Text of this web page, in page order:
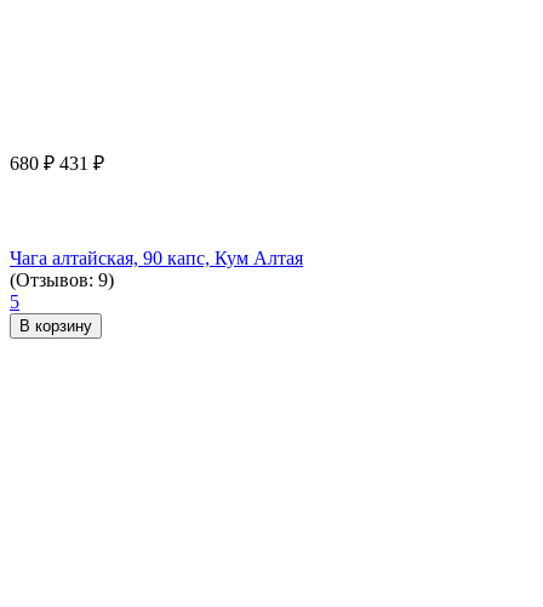
680 ₽ 431 ₽
Чага алтайская, 90 капс, Кум Алтая
(Отзывов: 9)
5
В корзину